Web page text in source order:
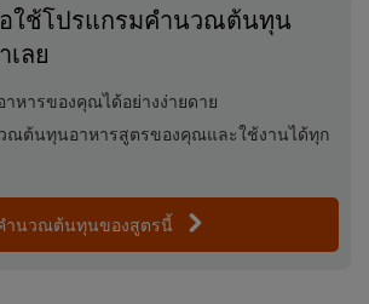
อใช้โปรแกรมคำนวณต้นทุน
เลย
หารของคุณได้อย่างง่ายดาย
ณต้นทุนอาหารสูตรของคุณและใช้งานได้ทุก
ำนวณต้นทุนของสูตรนี้